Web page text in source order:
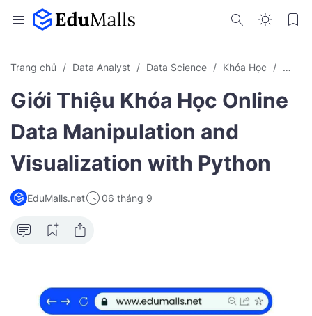
Trang chủ Data Analyst Data Science Khóa Học Khóa
Giới Thiệu Khóa Học Online
Data Manipulation and
Visualization with Python
EduMalls.net 06 tháng 9